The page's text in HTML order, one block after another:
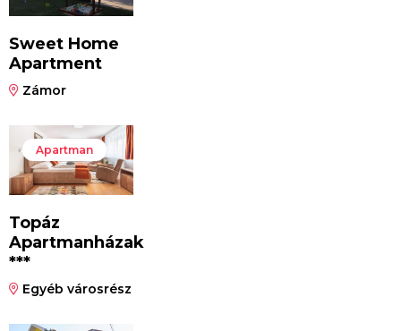
Sweet Home
Apartment
Zámor
Apartman
Topáz
Apartmanházak
***
Egyéb városrész